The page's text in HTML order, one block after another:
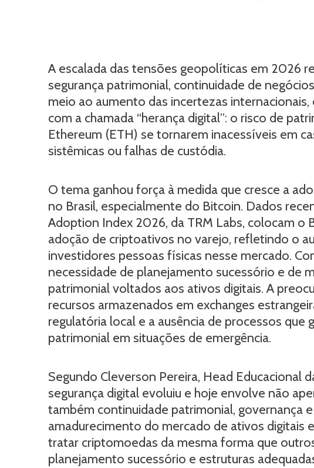
A escalada das tensões geopolíticas em 2026
segurança patrimonial, continuidade de
meio ao aumento das incertezas
com a chamada “herança digital”: o risco de
Ethereum (ETH) se tornarem inacessíveis em
sistêmicas ou falhas de custódia.
O tema ganhou força à medida que cresce a
no Brasil, especialmente do Bitcoin. Dados
Adoption Index 2026, da TRM Labs, colocam o
adoção de criptoativos no varejo, refletindo o
investidores pessoas físicas nesse mercado.
necessidade de planejamento sucessório e de
patrimonial voltados aos ativos digitais. A
recursos armazenados em exchanges
regulatória local e a ausência de processos que
patrimonial em situações de emergência.
Segundo Cleverson Pereira, Head Educacional
segurança digital evoluiu e hoje envolve não
também continuidade patrimonial, governança
amadurecimento do mercado de ativos digitais
tratar criptomoedas da mesma forma que
planejamento sucessório e estruturas